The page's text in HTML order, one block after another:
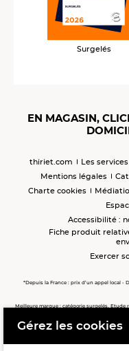
Surgelés
EN MAGASIN,
thiriet.com Les
Mentions légales
Charte cookies
Accessibilité :
Fiche produit
Exercer
*Depuis la France : prix d’un appel local -
Meilleure marque : catégorie surgelés. Etude
Meilleure chaîne de magasins, Meilleur e-
Gérez les cookies